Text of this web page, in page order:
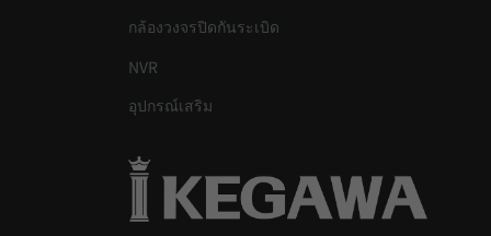
กล้องวงจรปิดกันระเบิด
NVR
อุปกรณ์เสริม